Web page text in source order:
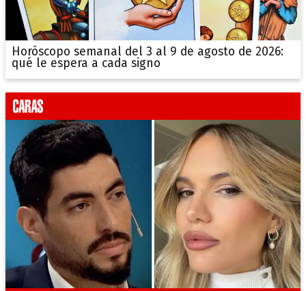
Horóscopo semanal del 3 al 9 de agosto de 2026:
qué le espera a cada signo